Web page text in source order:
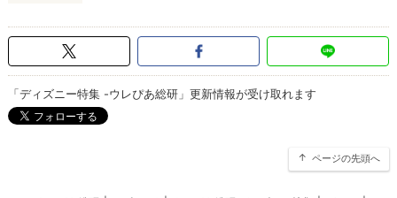
「ディズニー特集 -ウレぴあ総研」更新情報が受け取れます
ページの先頭へ